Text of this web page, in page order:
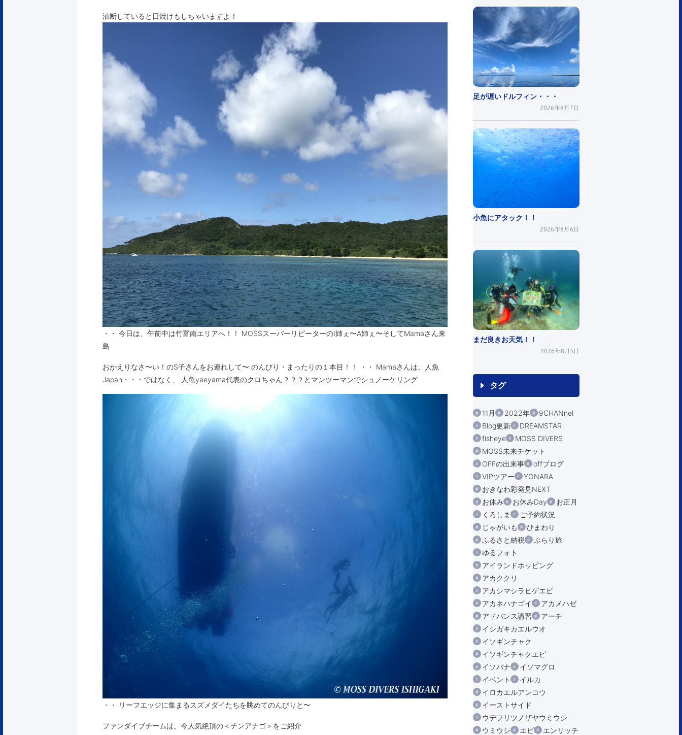
油断していると日焼けもしちゃいますよ！
・・ 今日は、午前中は竹富南エリアへ！！ MOSSスーパーリピーターのI姉ぇ〜A姉ぇ〜そしてMamaさん来
島
おかえりなさ〜い！のS子さんをお連れして〜 のんびり・まったりの１本目！！ ・・ Mamaさんは、人魚
Japan・・・ではなく、 人魚yaeyama代表のクロちゃん？？？とマンツーマンでシュノーケリング
・・ リーフエッジに集まるスズメダイたちを眺めてのんびりと〜
ファンダイブチームは、今人気絶頂の＜チンアナゴ＞をご紹介
足が遅いドルフィン・・・
2026年8月7日
小魚にアタック！！
2026年8月6日
まだ良きお天気！！
2026年8月5日
タグ
11月 2022年
9CHANnel
Blog更新
DREAMSTAR
fisheye
MOSS DIVERS
MOSS未来チケット
OFFの出来事
offブログ
VIPツアー
YONARA
おきなわ彩発見NEXT
お休み
お休みDay
お正月
くろしま
ご予約状況
じゃがいも
ひまわり
ふるさと納税
ぶらり旅
ゆるフォト
アイランドホッピング
アカククリ
アカシマシラヒゲエビ
アカネハナゴイ
アカメハゼ
アドバンス講習
アーチ
イシガキカエルウオ
イソギンチャク
イソギンチャクエビ
イソバナ
イソマグロ
イベント
イルカ
イロカエルアンコウ
イーストサイド
ウデフリツノザヤウミウシ
ウミウシ
エビ エンリッチ